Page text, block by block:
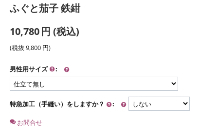
ふぐと茄子 鉄紺
10,780円 (税込)
(税抜 9,800 円)
男性用サイズ :
特急加工（手縫い）をしますか？ :
お問合せ